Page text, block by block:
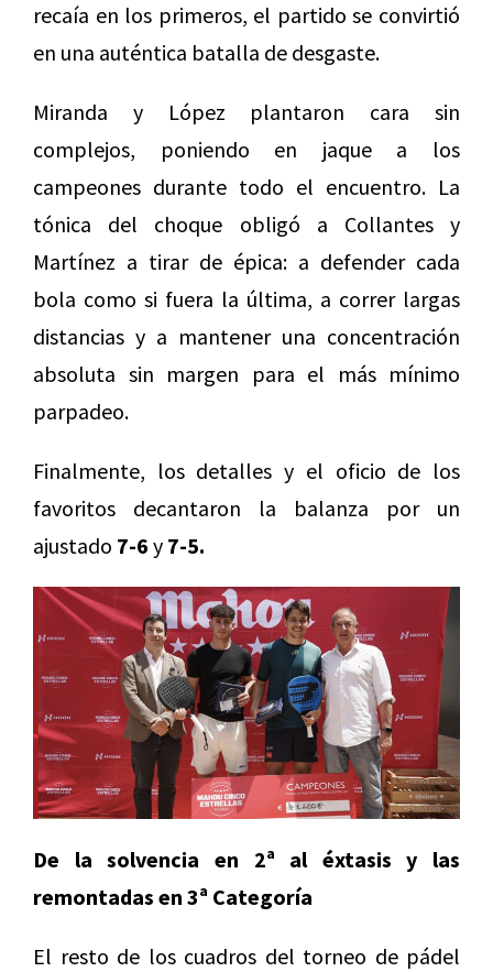
recaía en los primeros, el partido se convirtió
en una auténtica batalla de desgaste.
Miranda y López plantaron cara sin
complejos, poniendo en jaque a los
campeones durante todo el encuentro. La
tónica del choque obligó a Collantes y
Martínez a tirar de épica: a defender cada
bola como si fuera la última, a correr largas
distancias y a mantener una concentración
absoluta sin margen para el más mínimo
parpadeo.
Finalmente, los detalles y el oficio de los
favoritos decantaron la balanza por un
ajustado 7-6 y 7-5.
De la solvencia en 2ª al éxtasis y las
remontadas en 3ª Categoría
El resto de los cuadros del torneo de pádel